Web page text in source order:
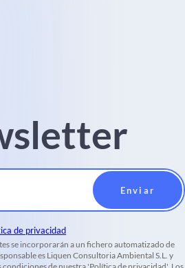
de privacidad
se incorporarán a un fichero automatizado de
es Liquen Consultoria Ambiental S.L. y